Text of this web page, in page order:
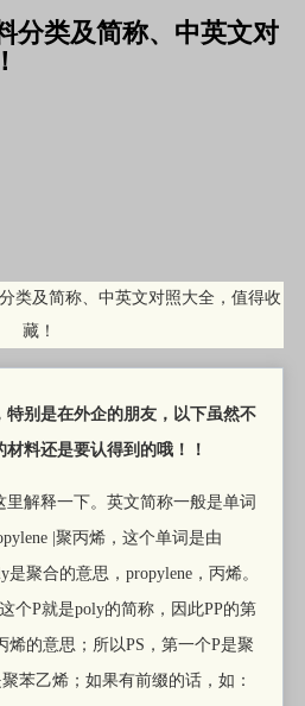
分类及简称、中英文对
别是在外企的朋友，以下虽然不
料还是要认得到的哦！！
解释一下。英文简称一般是单词
|聚丙烯，这个单词是由
聚合的意思，propylene，丙烯。
个P就是poly的简称，因此PP的第
烯的意思；所以PS，第一个P是聚
苯乙烯；如果有前缀的话，如：